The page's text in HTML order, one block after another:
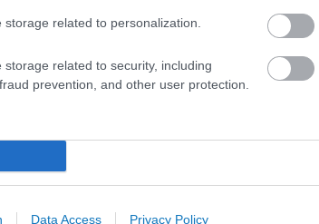
related to personalization.
related to security, including
prevention, and other user protection.
Data Access Privacy Policy